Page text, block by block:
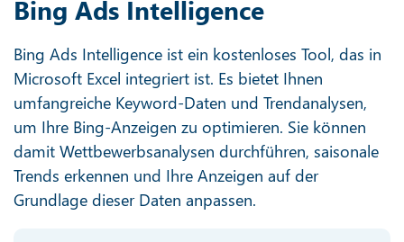
Bing Ads Intelligence
Bing Ads Intelligence ist ein kostenloses Tool, das in
Microsoft Excel integriert ist. Es bietet Ihnen
umfangreiche Keyword-Daten und Trendanalysen,
um Ihre Bing-Anzeigen zu optimieren. Sie können
damit Wettbewerbsanalysen durchführen, saisonale
Trends erkennen und Ihre Anzeigen auf der
Grundlage dieser Daten anpassen.